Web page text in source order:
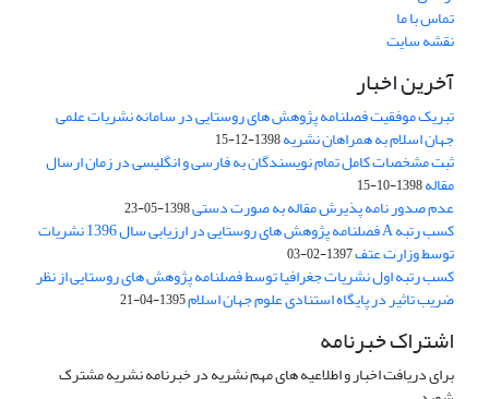
تماس با ما
نقشه سایت
آخرین اخبار
تبریک موفقیت فصلنامه پژوهش های روستایی در سامانه نشریات علمی
جهان اسلام به همراهان نشریه1398-12-15
ثبت مشخصات کامل تمام نویسندگان به فارسی و انگلیسی در زمان ارسال
مقاله1398-10-15
عدم صدور نامه پذیرش مقاله به صورت دستی1398-05-23
کسب رتبه A فصلنامه پژوهش های روستایی در ارزیابی سال 1396 نشریات
توسط وزارت عتف1397-02-03
کسب رتبه اول نشریات جغرافیا توسط فصلنامه پژوهش های روستایی از نظر
ضریب تاثیر در پایگاه استنادی علوم جهان اسلام1395-04-21
اشتراک خبرنامه
برای دریافت اخبار و اطلاعیه های مهم نشریه در خبرنامه نشریه مشترک